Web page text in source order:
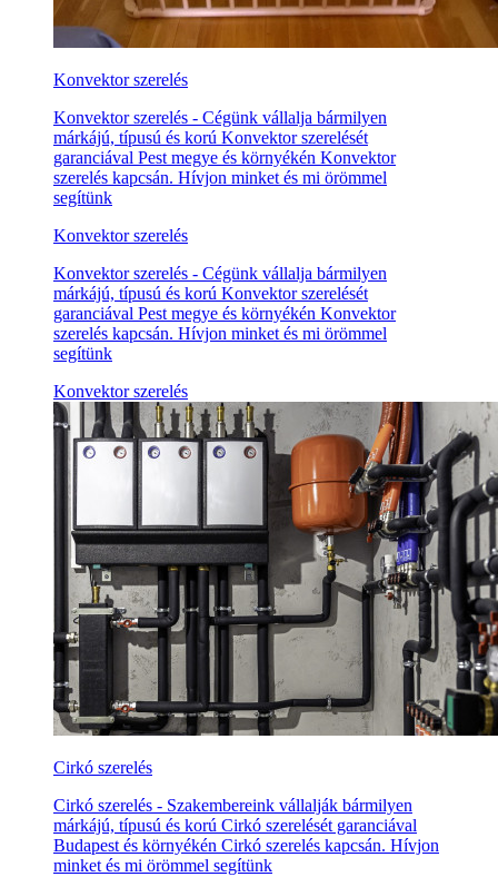
Konvektor szerelés
Konvektor szerelés - Cégünk vállalja bármilyen
márkájú, típusú és korú Konvektor szerelését
garanciával Pest megye és környékén Konvektor
szerelés kapcsán. Hívjon minket és mi örömmel
segítünk
Konvektor szerelés
Konvektor szerelés - Cégünk vállalja bármilyen
márkájú, típusú és korú Konvektor szerelését
garanciával Pest megye és környékén Konvektor
szerelés kapcsán. Hívjon minket és mi örömmel
segítünk
Konvektor szerelés
Cirkó szerelés
Cirkó szerelés - Szakembereink vállalják bármilyen
márkájú, típusú és korú Cirkó szerelését garanciával
Budapest és környékén Cirkó szerelés kapcsán. Hívjon
minket és mi örömmel segítünk